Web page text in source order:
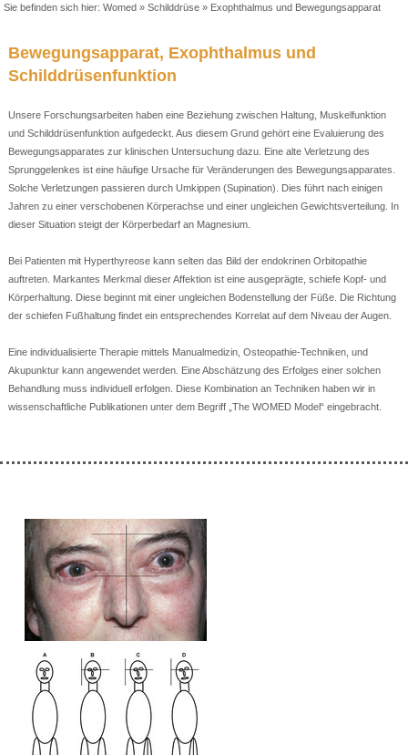
Sie befinden sich hier:Womed »Schilddrüse » Exophthalmus und Bewegungsapparat
Bewegungsapparat, Exophthalmus und
Schilddrüsenfunktion
Unsere Forschungsarbeiten haben eine Beziehung zwischen Haltung, Muskelfunktion
und Schilddrüsenfunktion aufgedeckt. Aus diesem Grund gehört eine Evaluierung des
Bewegungsapparates zur klinischen Untersuchung dazu. Eine alte Verletzung des
Sprunggelenkes ist eine häufige Ursache für Veränderungen des Bewegungsapparates.
Solche Verletzungen passieren durch Umkippen (Supination). Dies führt nach einigen
Jahren zu einer verschobenen Körperachse und einer ungleichen Gewichtsverteilung. In
dieser Situation steigt der Körperbedarf an Magnesium.
Bei Patienten mit Hyperthyreose kann selten das Bild der endokrinen Orbitopathie
auftreten. Markantes Merkmal dieser Affektion ist eine ausgeprägte, schiefe Kopf- und
Körperhaltung. Diese beginnt mit einer ungleichen Bodenstellung der Füße. Die Richtung
der schiefen Fußhaltung findet ein entsprechendes Korrelat auf dem Niveau der Augen.
Eine individualisierte Therapie mittels Manualmedizin, Osteopathie-Techniken, und
Akupunktur kann angewendet werden. Eine Abschätzung des Erfolges einer solchen
Behandlung muss individuell erfolgen. Diese Kombination an Techniken haben wir in
wissenschaftliche Publikationen unter dem Begriff „The WOMED Model“ eingebracht.